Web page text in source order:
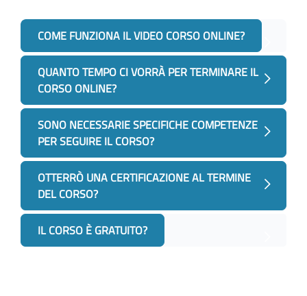
COME FUNZIONA IL VIDEO CORSO ONLINE?
QUANTO TEMPO CI VORRÀ PER TERMINARE IL
CORSO ONLINE?
SONO NECESSARIE SPECIFICHE COMPETENZE
PER SEGUIRE IL CORSO?
OTTERRÒ UNA CERTIFICAZIONE AL TERMINE
DEL CORSO?
IL CORSO È GRATUITO?